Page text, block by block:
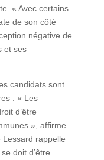
« Avec certains
de son côté
négative de
et ses
candidats sont
: « Les
d’être
», affirme
Lessard rappelle
doit d’être